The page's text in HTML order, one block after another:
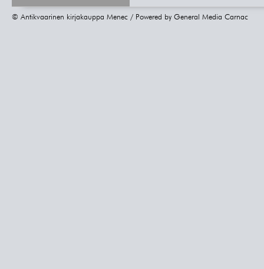
© Antikvaarinen kirjakauppa Menec / Powered by General Media Carnac